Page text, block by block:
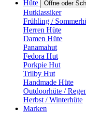
Hüte
Öffne oder
Hutklassiker
Frühling /
Herren Hüte
Damen Hüte
Panamahut
Fedora Hut
Porkpie Hut
Trilby Hut
Handmade Hüte
Outdoorhüte /
Herbst / Winterhüte
Marken